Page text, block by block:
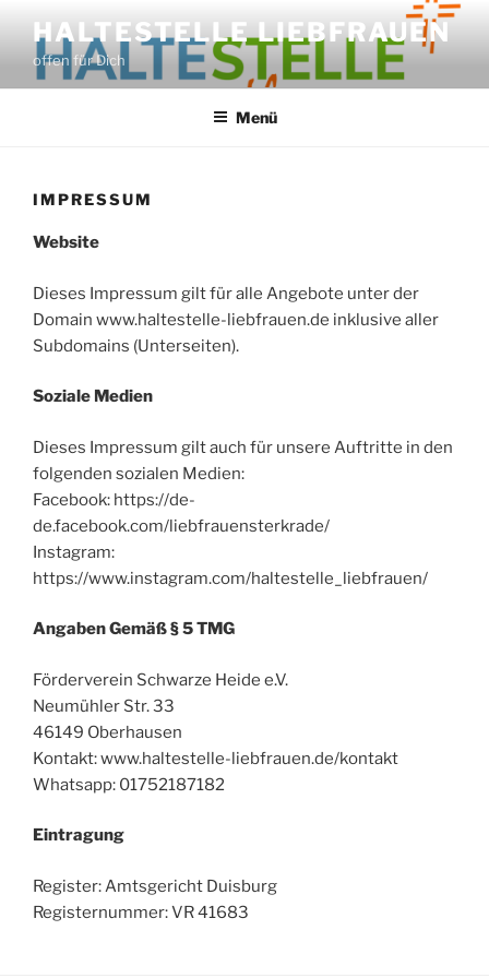
Inhalt
springen
HALTESTELLE LIEBFRAUEN
offen für Dich
Menü
IMPRESSUM
Website
Dieses Impressum gilt für alle Angebote unter der
Domain www.haltestelle-liebfrauen.de inklusive aller
Subdomains (Unterseiten).
Soziale Medien
Dieses Impressum gilt auch für unsere Auftritte in den
folgenden sozialen Medien:
Facebook: https://de-
de.facebook.com/liebfrauensterkrade/
Instagram:
https://www.instagram.com/haltestelle_liebfrauen/
Angaben Gemäß § 5 TMG
Förderverein Schwarze Heide e.V.
Neumühler Str. 33
46149 Oberhausen
Kontakt: www.haltestelle-liebfrauen.de/kontakt
Whatsapp: 01752187182
Eintragung
Register: Amtsgericht Duisburg
Registernummer: VR 41683